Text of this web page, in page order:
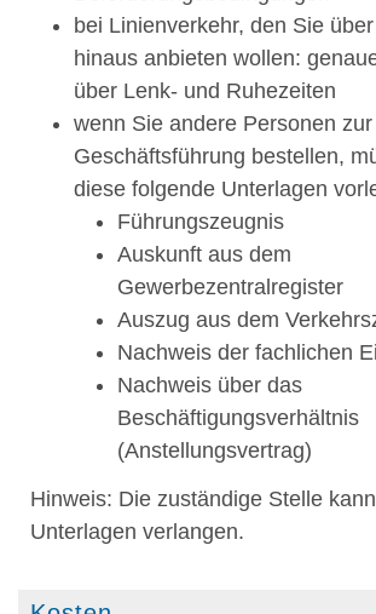
bei Linienverkehr, den Sie
hinaus anbieten wollen:
über Lenk- und Ruhezeiten
wenn Sie andere Personen zur
Geschäftsführung bestellen,
diese folgende Unterlagen
Führungszeugnis
Auskunft aus dem
Gewerbezentralregister
Auszug aus dem
Nachweis der fachlichen
Nachweis über das
Beschäftigungsverhältnis
(Anstellungsvertrag)
Hinweis: Die zuständige Stelle
Unterlagen verlangen.